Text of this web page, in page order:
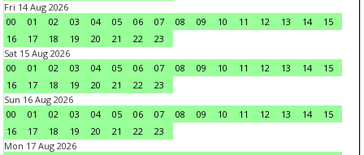
Fri 14 Aug 2026
00
01 02 03 04 05 06 07 08 09 10 11 12 13 14
15
16
17 18 19 20 21 22
23
Sat 15 Aug 2026
00
01 02 03 04 05 06 07 08 09 10 11 12 13 14
15
16
17 18 19 20 21 22
23
Sun 16 Aug 2026
00
01 02 03 04 05 06 07 08 09 10 11 12 13 14
15
16
17 18 19 20 21 22
23
Mon 17 Aug 2026